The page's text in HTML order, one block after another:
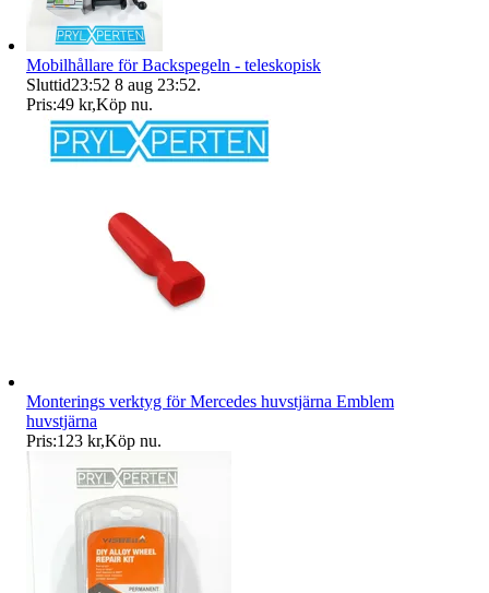
Mobilhållare för Backspegeln - teleskopisk
Sluttid23:52 8 aug 23:52.
Pris:49 kr,Köp nu.
Monterings verktyg för Mercedes huvstjärna Emblem
huvstjärna
Pris:123 kr,Köp nu.